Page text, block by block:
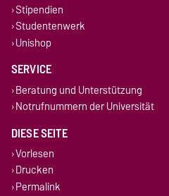
Stipendien
Studentenwerk
Unishop
SERVICE
Beratung und Unterstützung
Notrufnummern der Universität
DIESE SEITE
Vorlesen
Drucken
Permalink